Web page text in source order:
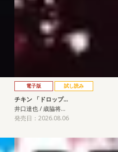
電子版 試し読み
チキン 「ドロップ…
井口達也 / 歳脇将…
発売日：2026.08.06